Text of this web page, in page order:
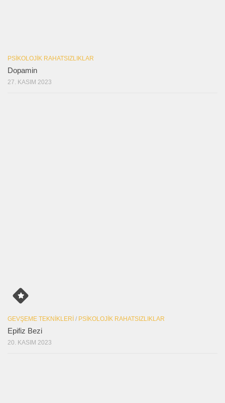
PSIKOLOJIK RAHATSIZLIKLAR
Dopamin
27. KASIM 2023
GEVŞEME TEKNIKLERI / PSIKOLOJIK RAHATSIZLIKLAR
Epifiz Bezi
20. KASIM 2023